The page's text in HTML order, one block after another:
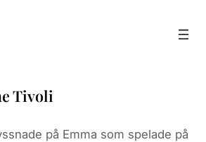
Tivoli
på Emma som spelade på